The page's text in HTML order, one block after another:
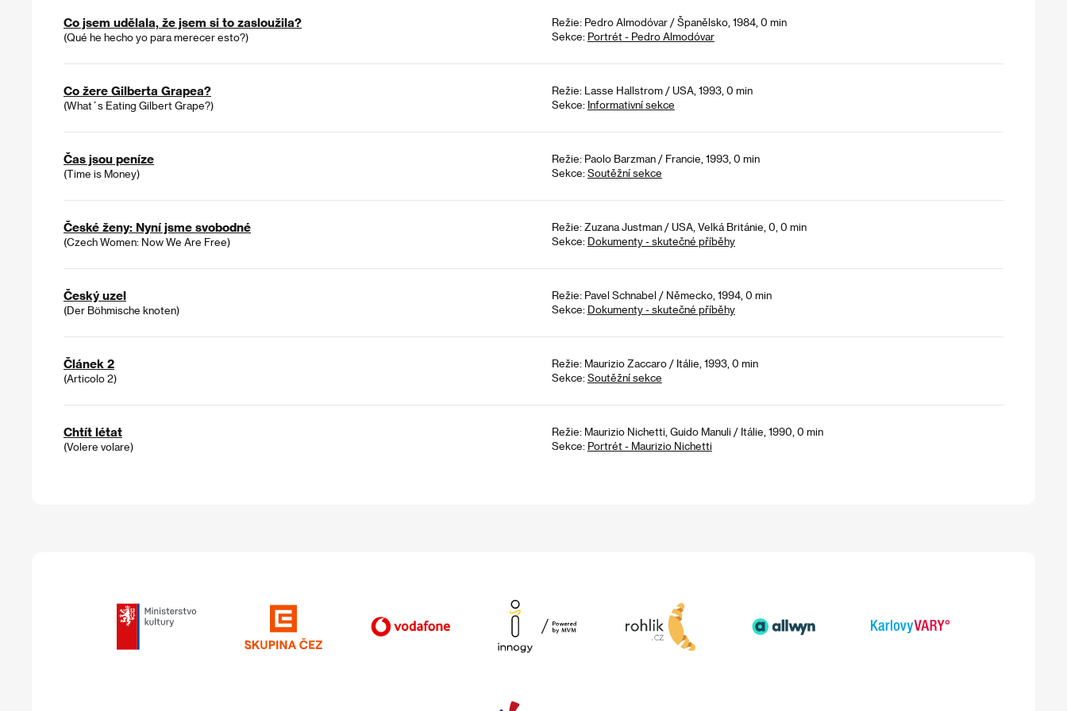
Co jsem udělala, že jsem si to zasloužila?
(Qué he hecho yo para merecer esto?)
Režie: Pedro Almodóvar / Španělsko, 1984, 0 min
Sekce: Portrét - Pedro Almodóvar
Co žere Gilberta Grapea?
(What´s Eating Gilbert Grape?)
Režie: Lasse Hallstrom / USA, 1993, 0 min
Sekce: Informativní sekce
Čas jsou peníze
(Time is Money)
Režie: Paolo Barzman / Francie, 1993, 0 min
Sekce: Soutěžní sekce
České ženy: Nyní jsme svobodné
(Czech Women: Now We Are Free)
Režie: Zuzana Justman / USA, Velká Británie, 0, 0 min
Sekce: Dokumenty - skutečné příběhy
Český uzel
(Der Böhmische knoten)
Režie: Pavel Schnabel / Německo, 1994, 0 min
Sekce: Dokumenty - skutečné příběhy
Článek 2
(Articolo 2)
Režie: Maurizio Zaccaro / Itálie, 1993, 0 min
Sekce: Soutěžní sekce
Chtít létat
(Volere volare)
Režie: Maurizio Nichetti, Guido Manuli / Itálie, 1990, 0 min
Sekce: Portrét - Maurizio Nichetti